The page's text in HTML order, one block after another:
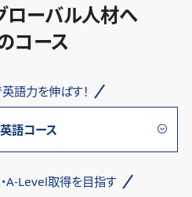
ローバル人材へ
コース
語力を伸ばす！
語コース
A-Level取得を目指す